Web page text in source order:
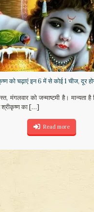
को चढ़ाएं इन 6 में से कोई 1 चीज, दूर
मंगलवार को जन्माष्टमी है। मान्यता है
श्रीकृष्ण का[…]
Read more